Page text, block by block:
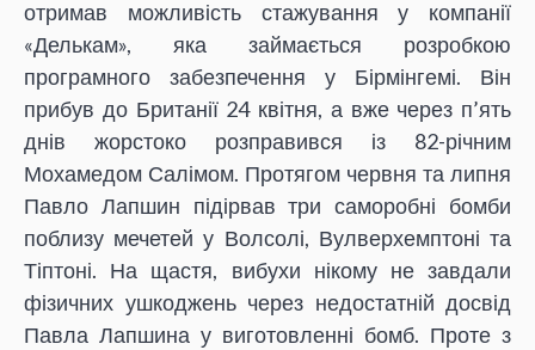
отримав можливість стажування у компанії
«Делькам», яка займається розробкою
програмного забезпечення у Бірмінгемі. Він
прибув до Британії 24 квітня, а вже через п’ять
днів жорстоко розправився із 82-річним
Мохамедом Салімом. Протягом червня та липня
Павло Лапшин підірвав три саморобні бомби
поблизу мечетей у Волсолі, Вулверхемптоні та
Тіптоні. На щастя, вибухи нікому не завдали
фізичних ушкоджень через недостатній досвід
Павла Лапшина у виготовленні бомб. Проте з